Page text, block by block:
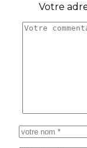
Votre